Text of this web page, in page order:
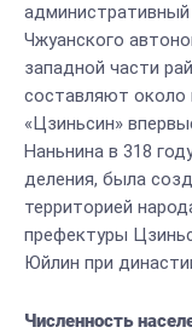
административный
Чжуанского
западной части
составляют около
«Цзиньсин»
Наньнина в 318
деления, была
территорией
префектуры
Юйлин при
Численность